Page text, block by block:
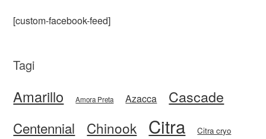
[custom-facebook-feed]
Tagi
Amarillo Amora Preta Azacca Cascade
Centennial Chinook Citra Citra cryo